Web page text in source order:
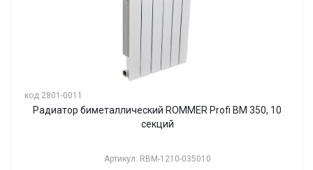
код 2801-0011
Радиатор биметаллический ROMMER Profi BM 350, 10
секций
Артикул: RBM-1210-035010